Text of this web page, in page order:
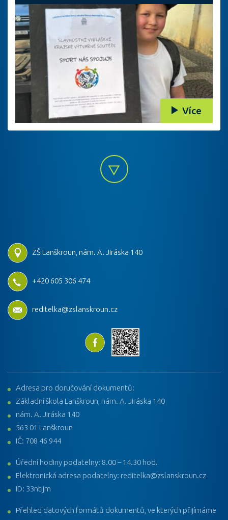
Více
ZŠ Lanškroun, nám. A. Jiráska 140
+420 605 306 474
reditelka@zslanskroun.cz
Adresa pro doručování dokumentů:
Základní škola Lanškroun, nám. A. Jiráska 140
nám. A. Jiráska 140
563 01 Lanškroun
IČ: 708 46 944
Úřední hodiny podatelny: 8.00 – 14.30 hod.
Elektronická adresa podatelny: reditelka@zslanskroun.cz
ID: 33ntijm
Přehled datových formátů dokumentů, ve kterých přijímáme